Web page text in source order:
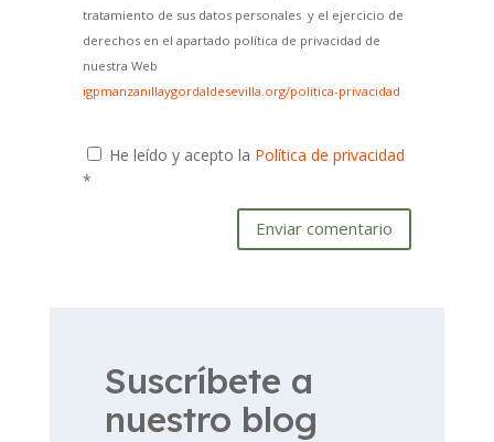
tratamiento de sus datos personales y el ejercicio de
derechos en el apartado política de privacidad de
nuestra Web
igpmanzanillaygordaldesevilla.org/politica-privacidad
He leído y acepto la Política de privacidad
*
Enviar comentario
Suscríbete a
nuestro blog